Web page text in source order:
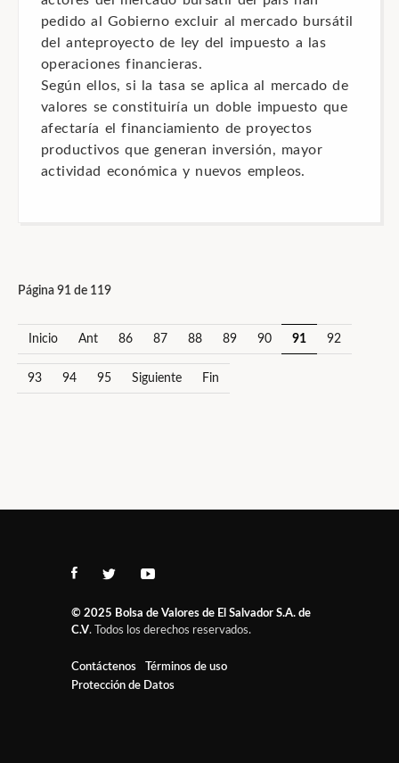
pedido al Gobierno excluir al mercado bursátil
del anteproyecto de ley del impuesto a las
operaciones financieras.
Según ellos, si la tasa se aplica al mercado de
valores se constituiría un doble impuesto que
afectaría el financiamiento de proyectos
productivos que generan inversión, mayor
actividad económica y nuevos empleos.
Página 91 de 119
Inicio Ant 86 87 88 89 90 91 92
93 94 95 Siguiente Fin
© 2025 Bolsa de Valores de El Salvador S.A. de
C.V. Todos los derechos reservados.
Contáctenos
Términos de uso
Protección de Datos